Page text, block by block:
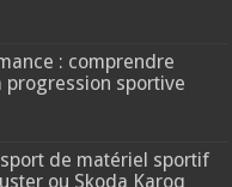
: comprendre
progression sportive
de matériel sportif
ou Skoda Karoq